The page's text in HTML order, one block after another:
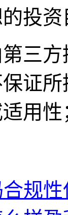
投资
三
证
用
规